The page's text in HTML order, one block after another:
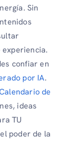
Sin
confiar en
por IA.
de
ideas
TU
poder de la